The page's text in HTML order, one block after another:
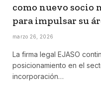
como nuevo socio
para impulsar su
marzo 26, 2026
La firma legal EJASO
posicionamiento en el
incorporación…